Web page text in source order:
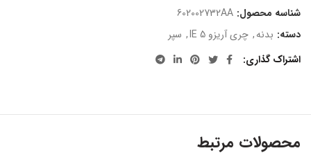
شناسه محصول: 602002732AA
دسته: بدنه, چری آریزو 5 IE , سپر
اشتراک گذاری
محصولات مرتبط